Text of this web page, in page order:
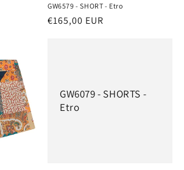
GW6579 - SHORT - Etro
Prezzo
€165,00 EUR
GW6079 - SHORTS -
Etro